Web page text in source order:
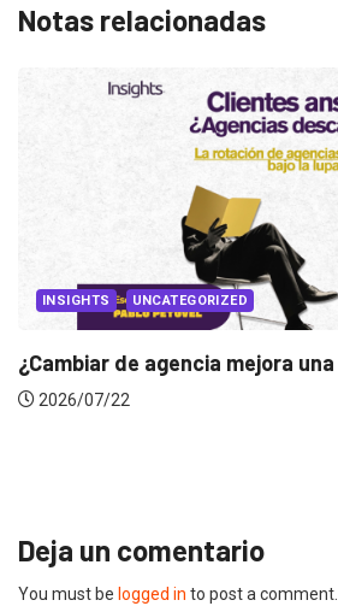
Notas relacionadas
INSIGHTS
Deja un comentario
You must be logged in to post a comment.